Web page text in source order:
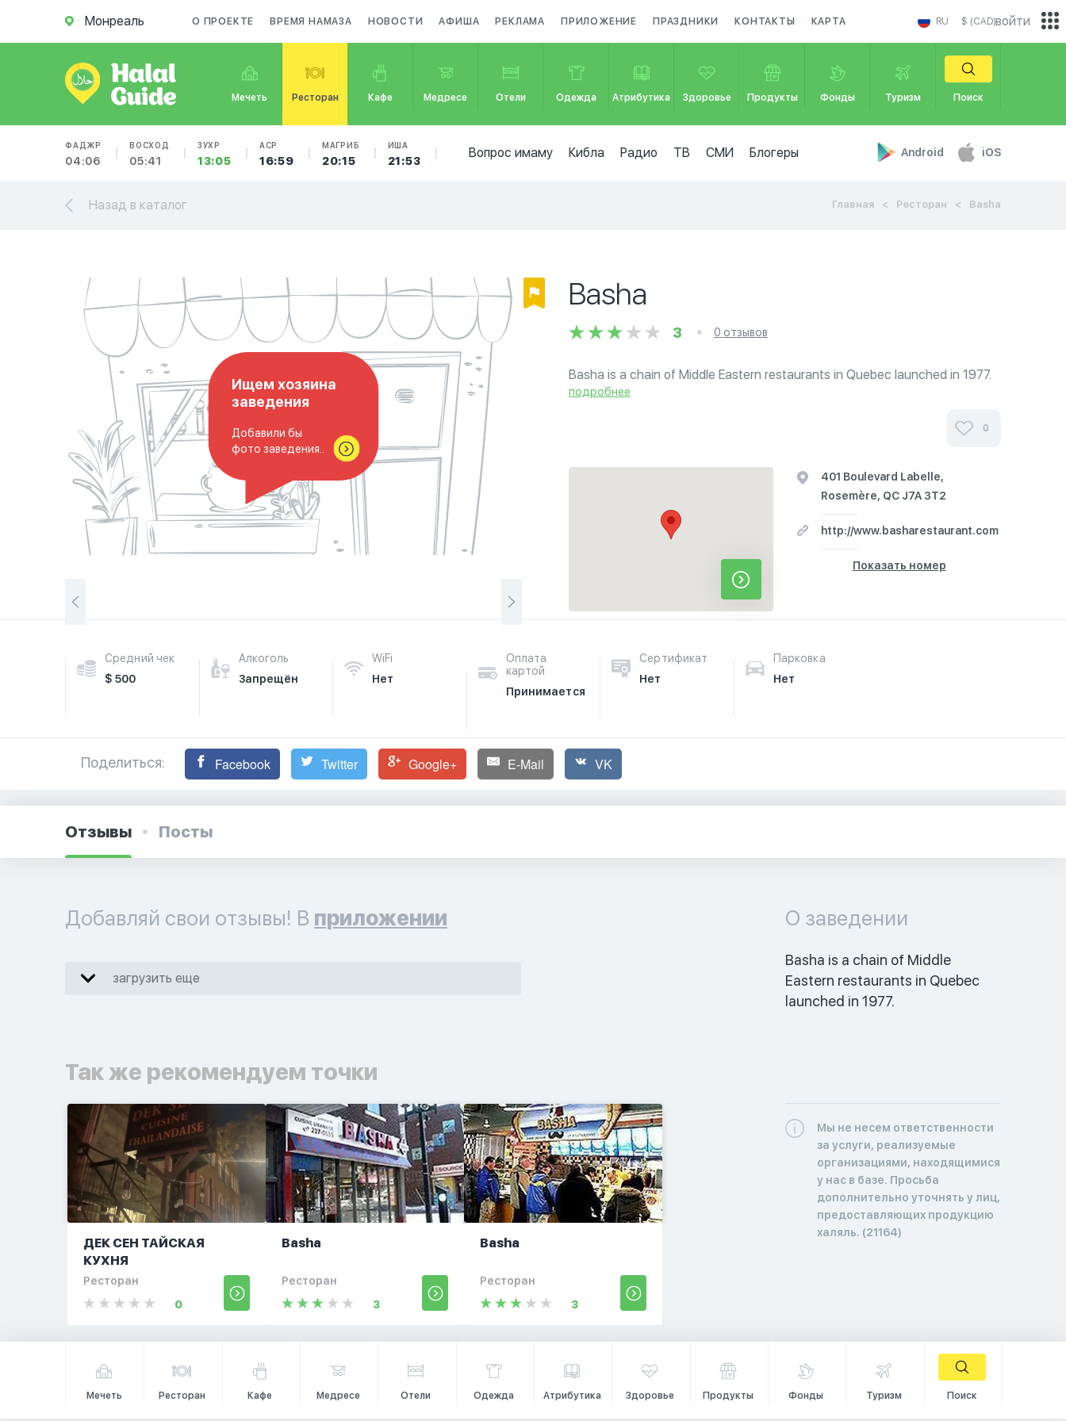
Монреаль О ПРОЕКТЕ ВРЕМЯ НАМАЗА НОВОСТИ АФИША РЕКЛАМА ПРИЛОЖЕНИЕ ПРАЗДНИКИ КОНТАКТЫ КАРТА RU $ (CAD)
Мечеть Ресторан Кафе Медресе Отели Одежда Атрибутика Здоровье Продукты Фонды Туризм Поиск
ФАДЖР
04:06
ВОСХОД
05:41
ЗУХР
13:05
АСР
16:59
МАГРИБ
20:15
ИША
21:53
Вопрос имаму Кибла Радио ТВ СМИ Блогеры Android iOS
войти
Назад в каталог Главная Ресторан Basha
Ищем хозяина
заведения
Добавили бы
фото заведения..
Basha
3 0 отзывов
Basha is a chain of Middle Eastern restaurants in Quebec launched in 1977.
подробнее
0
401 Boulevard Labelle,
Rosemère, QC J7A 3T2
http://www.basharestaurant.com
Показать номер
Средний чек
$ 500
Алкоголь
Запрещён
WiFi
Нет
Оплата
картой
Принимается
Сертификат
Нет
Парковка
Нет
Поделиться: Facebook Twitter Google+ E-Mail VK
Отзывы Посты
Добавляй свои отзывы! В приложении
загрузить еще
Так же рекомендуем точки
ДЕК СЕН ТАЙСКАЯ
КУХНЯ
Ресторан
0
Basha
Ресторан
3
Basha
Ресторан
3
О заведении
Basha is a chain of Middle
Eastern restaurants in Quebec
launched in 1977.
Мы не несем ответственности
за услуги, реализуемые
организациями, находящимися
у нас в базе. Просьба
дополнительно уточнять у лиц,
предоставляющих продукцию
халяль. (21164)
Мечеть Ресторан Кафе Медресе Отели Одежда Атрибутика Здоровье Продукты Фонды Туризм Поиск